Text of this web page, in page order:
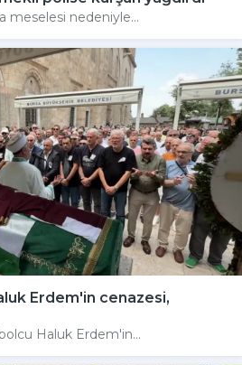
meselesi nedeniyle...
Erdem'in cenazesi,
Haluk Erdem'in...